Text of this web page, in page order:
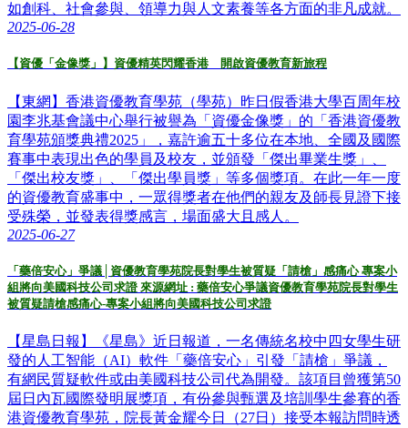
如創科、社會參與、領導力與人文素養等各方面的非凡成就。
2025-06-28
【資優「金像獎」】資優精英閃耀香港 開啟資優教育新旅程
【東網】香港資優教育學苑（學苑）昨日假香港大學百周年校
園李兆基會議中心舉行被譽為「資優金像獎」的「香港資優教
育學苑頒獎典禮2025」，嘉許逾五十多位在本地、全國及國際
賽事中表現出色的學員及校友，並頒發「傑出畢業生獎」、
「傑出校友獎」、「傑出學員獎」等多個獎項。在此一年一度
的資優教育盛事中，一眾得獎者在他們的親友及師長見證下接
受殊榮，並發表得獎感言，場面盛大且感人。
2025-06-27
「藥倍安心」爭議│資優教育學苑院長對學生被質疑「請槍」感痛心 專案小
組將向美國科技公司求證 來源網址 : 藥倍安心爭議資優教育學苑院長對學生
被質疑請槍感痛心-專案小組將向美國科技公司求證
【星島日報】《星島》近日報道，一名傳統名校中四女學生研
發的人工智能（AI）軟件「藥倍安心」引發「請槍」爭議，
有網民質疑軟件或由美國科技公司代為開發。該項目曾獲第50
屆日內瓦國際發明展獎項，有份參與甄選及培訓學生參賽的香
港資優教育學苑，院長黃金耀今日（27日）接受本報訪問時透